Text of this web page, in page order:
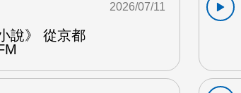
說》 從京都
2026/07/11